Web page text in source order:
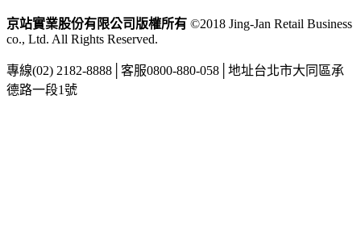
京站實業股份有限公司版權所有 ©2018 Jing-Jan Retail Business
co., Ltd. All Rights Reserved.
專線(02) 2182-8888 客服0800-880-058 地址台北市大同區承
德路一段1號